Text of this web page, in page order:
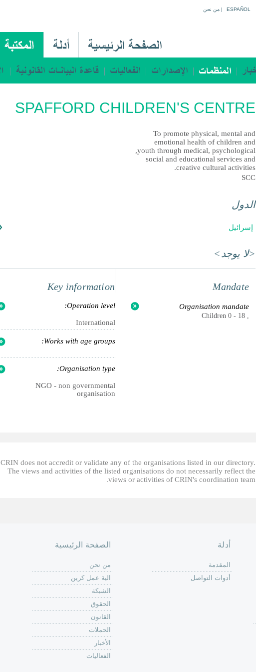
ESPAÑOL
| من نحن
M
i
n
e
u
A
r
SPAFFORD CHILDREN'S CENTRE
To promote physical, mental and
emotional health of children and
youth through medical, psychological,
social and educational services and
creative cultural activities.
SCC
الدول
إسرائيل
<لا يوجد>
Key information
Operation level:
International
Works with age groups:
Organisation type:
NGO - non governmental
organisation
Mandate
Organisation mandate
, Children 0 - 18
CRIN does not accredit or validate any of the organisations listed in our directory.
The views and activities of the listed organisations do not necessarily reflect the
views or activities of CRIN's coordination team.
الصفحة الرئيسية
من نحن
الية عمل كرين
الشبكة
الحقوق
القانون
الحملات
الأخبار
الفعاليات
أدلة
المقدمة
أدوات التواصل